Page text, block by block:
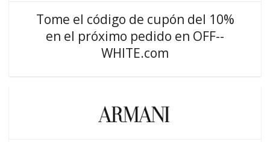
Tome el código de cupón del 10%
en el próximo pedido en OFF--
WHITE.com